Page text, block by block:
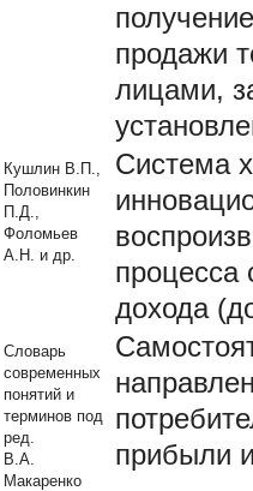
продажи
лицами,
Кушлин В.П.,
Половинкин
П.Д.,
Фоломьев
А.Н. и др.
Система
процесса
дохода
Словарь
современных
понятий и
терминов под
ред.
В.А.
Макаренко
прибыли